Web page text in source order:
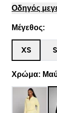
Οδηγός
Μέγεθος:
XS S
Χρώμα: